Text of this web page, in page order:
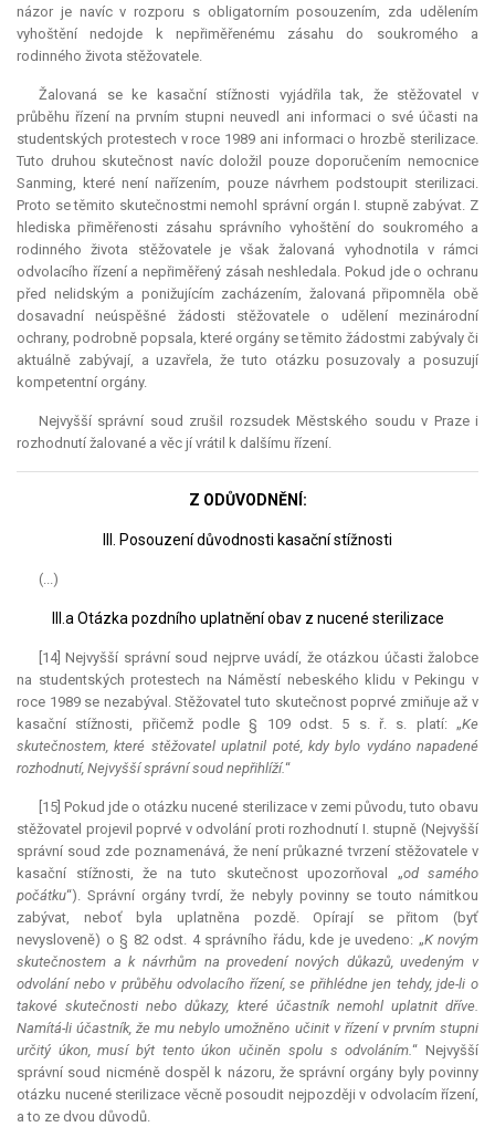
názor je navíc v rozporu s obligatorním posouzením, zda udělením
vyhoštění nedojde k nepřiměřenému zásahu do soukromého a
rodinného života stěžovatele.
Žalovaná se ke kasační stížnosti vyjádřila tak, že stěžovatel v
průběhu řízení na prvním stupni neuvedl ani informaci o své účasti na
studentských protestech v roce 1989 ani informaci o hrozbě sterilizace.
Tuto druhou skutečnost navíc doložil pouze doporučením nemocnice
Sanming, které není nařízením, pouze návrhem podstoupit sterilizaci.
Proto se těmito skutečnostmi nemohl správní orgán I. stupně zabývat. Z
hlediska přiměřenosti zásahu správního vyhoštění do soukromého a
rodinného života stěžovatele je však žalovaná vyhodnotila v rámci
odvolacího řízení a nepřiměřený zásah neshledala. Pokud jde o ochranu
před nelidským a ponižujícím zacházením, žalovaná připomněla obě
dosavadní neúspěšné žádosti stěžovatele o udělení mezinárodní
ochrany, podrobně popsala, které orgány se těmito žádostmi zabývaly či
aktuálně zabývají, a uzavřela, že tuto otázku posuzovaly a posuzují
kompetentní orgány.
Nejvyšší správní soud zrušil rozsudek Městského soudu v Praze i
rozhodnutí žalované a věc jí vrátil k dalšímu řízení.
Z ODŮVODNĚNÍ:
III. Posouzení důvodnosti kasační stížnosti
(...)
III.a Otázka pozdního uplatnění obav z nucené sterilizace
[14] Nejvyšší správní soud nejprve uvádí, že otázkou účasti žalobce
na studentských protestech na Náměstí nebeského klidu v Pekingu v
roce 1989 se nezabýval. Stěžovatel tuto skutečnost poprvé zmiňuje až v
kasační stížnosti, přičemž podle § 109 odst. 5 s. ř. s. platí: „Ke
skutečnostem, které stěžovatel uplatnil poté, kdy bylo vydáno napadené
rozhodnutí, Nejvyšší správní soud nepřihlíží.“
[15] Pokud jde o otázku nucené sterilizace v zemi původu, tuto obavu
stěžovatel projevil poprvé v odvolání proti rozhodnutí I. stupně (Nejvyšší
správní soud zde poznamenává, že není průkazné tvrzení stěžovatele v
kasační stížnosti, že na tuto skutečnost upozorňoval „od samého
počátku“). Správní orgány tvrdí, že nebyly povinny se touto námitkou
zabývat, neboť byla uplatněna pozdě. Opírají se přitom (byť
nevysloveně) o § 82 odst. 4 správního řádu, kde je uvedeno: „K novým
skutečnostem a k návrhům na provedení nových důkazů, uvedeným v
odvolání nebo v průběhu odvolacího řízení, se přihlédne jen tehdy, jde-li o
takové skutečnosti nebo důkazy, které účastník nemohl uplatnit dříve.
Namítá-li účastník, že mu nebylo umožněno učinit v řízení v prvním stupni
určitý úkon, musí být tento úkon učiněn spolu s odvoláním.“ Nejvyšší
správní soud nicméně dospěl k názoru, že správní orgány byly povinny
otázku nucené sterilizace věcně posoudit nejpozději v odvolacím řízení,
a to ze dvou důvodů.